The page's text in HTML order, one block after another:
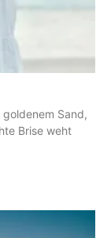
Sand,
Brise weht